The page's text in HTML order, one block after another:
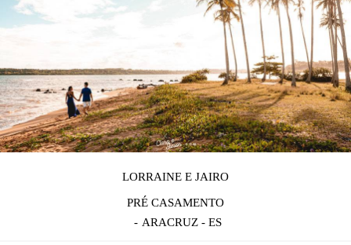
LORRAINE E JAIRO
PRÉ CASAMENTO
ARACRUZ - ES